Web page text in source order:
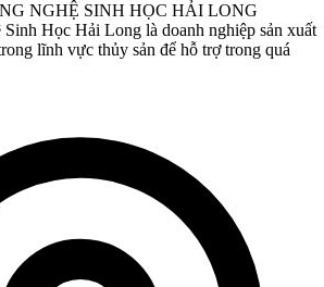
NGHỆ SINH HỌC HẢI LONG
Học Hải Long là doanh nghiệp sản xuất
lĩnh vực thủy sản để hỗ trợ trong quá